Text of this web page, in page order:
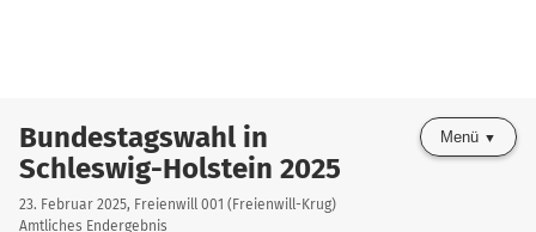
Bundestagswahl in
Schleswig-Holstein 2025
23. Februar 2025, Freienwill 001 (Freienwill-Krug)
Amtliches Endergebnis
Menü